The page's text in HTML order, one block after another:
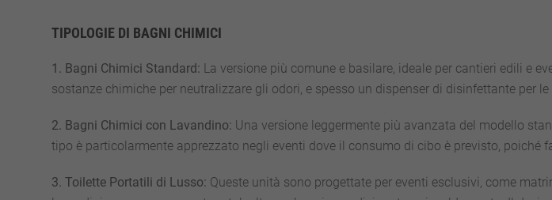
a
Noleggio
TIPOLOGIE DI BAGNI CHIMICI
1. Bagni Chimici Standard: La versione più comune e basilare, ideale per cantieri edili e
sostanze chimiche per neutralizzare gli odori, e spesso un dispenser di disinfettante per
2. Bagni Chimici con Lavandino: Una versione leggermente più avanzata del modello
tipo è particolarmente apprezzato negli eventi dove il consumo di cibo è previsto, poiché
3. Toilette Portatili di Lusso: Queste unità sono progettate per eventi esclusivi, come